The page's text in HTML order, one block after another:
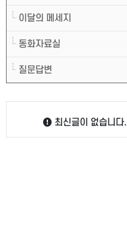
이달의 메세지
동화자료실
질문답변
최신글이 없습니다.